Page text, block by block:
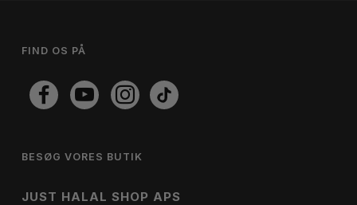
FIND OS PÅ
BESØG VORES BUTIK
JUST HALAL SHOP APS